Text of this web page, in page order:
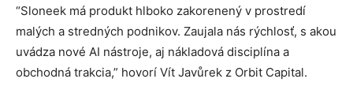
“Sloneek má produkt hlboko zakorenený v prostredí
malých a stredných podnikov. Zaujala nás rýchlosť, s akou
uvádza nové AI nástroje, aj nákladová disciplína a
obchodná trakcia,” hovorí Vít Javůrek z Orbit Capital.